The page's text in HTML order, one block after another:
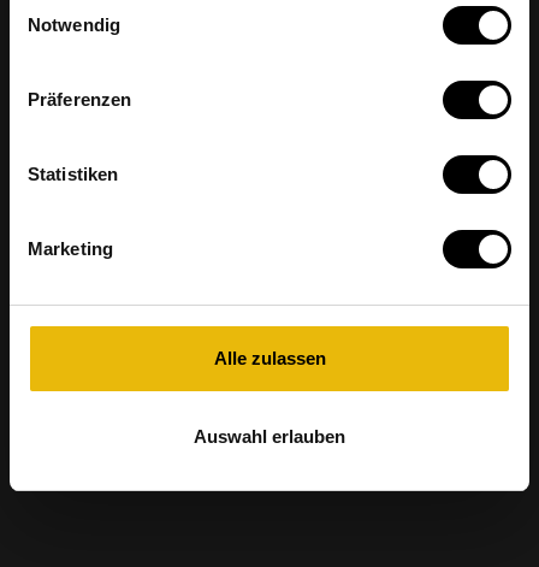
Notwendig
Präferenzen
Statistiken
Marketing
Alle zulassen
Auswahl erlauben